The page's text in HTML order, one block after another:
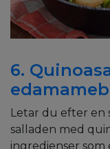
6.
Letar du efter en
salladen med
ingredienser som